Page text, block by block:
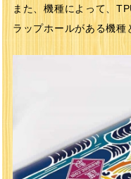
また、機種によって、
ラップホールがある機種